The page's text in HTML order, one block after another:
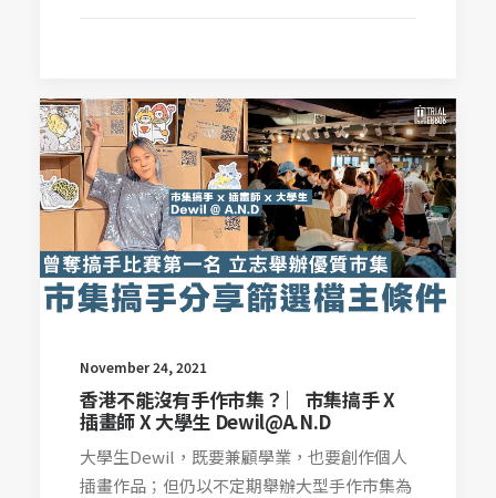
November 24, 2021
香港不能沒有手作市集？ ︳市集搞手 X
插畫師 X 大學生 Dewil@A.N.D
大學生Dewil，既要兼顧學業，也要創作個人
插畫作品；但仍以不定期舉辦大型手作市集為